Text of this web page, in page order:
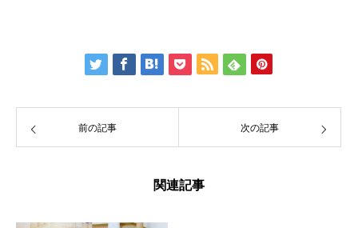
前の記事 次の記事
関連記事